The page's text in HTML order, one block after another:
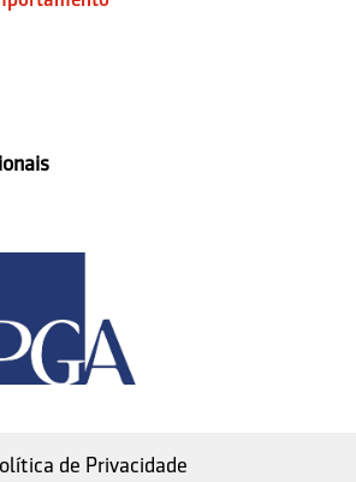
de Privacidade